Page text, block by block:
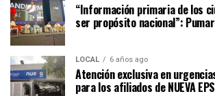
“Información primaria de los
ser propósito nacional”:
LOCAL 6 años ago
Atención exclusiva en
para los afiliados de NUEVA